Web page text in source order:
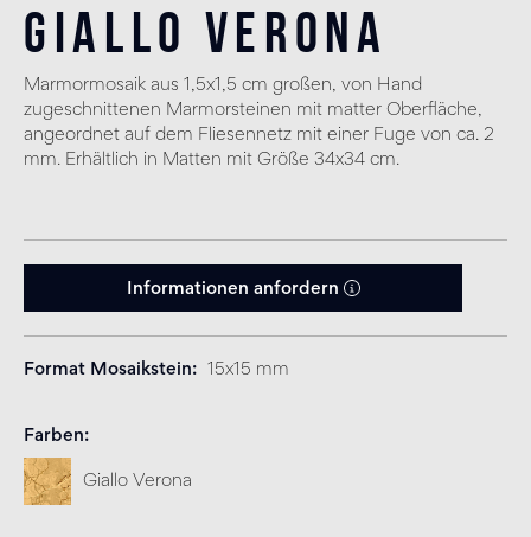
Giallo Verona
Marmormosaik aus 1,5x1,5 cm großen, von Hand
zugeschnittenen Marmorsteinen mit matter Oberfläche,
angeordnet auf dem Fliesennetz mit einer Fuge von ca. 2
mm. Erhältlich in Matten mit Größe 34x34 cm.
Informationen anfordern
Format Mosaikstein 15x15 mm
Farben
Giallo Verona